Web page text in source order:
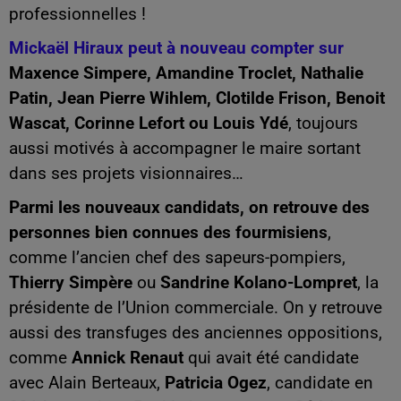
professionnelles !
Mickaël Hiraux peut à nouveau compter sur
Maxence Simpere, Amandine Troclet, Nathalie
Patin, Jean Pierre Wihlem, Clotilde Frison, Benoit
Wascat, Corinne Lefort ou Louis Ydé, toujours
aussi motivés à accompagner le maire sortant
dans ses projets visionnaires…
Parmi les nouveaux candidats, on retrouve des
personnes bien connues des fourmisiens,
comme l’ancien chef des sapeurs-pompiers,
Thierry Simpère ou Sandrine Kolano-Lompret, la
présidente de l’Union commerciale. On y retrouve
aussi des transfuges des anciennes oppositions,
comme Annick Renaut qui avait été candidate
avec Alain Berteaux, Patricia Ogez, candidate en